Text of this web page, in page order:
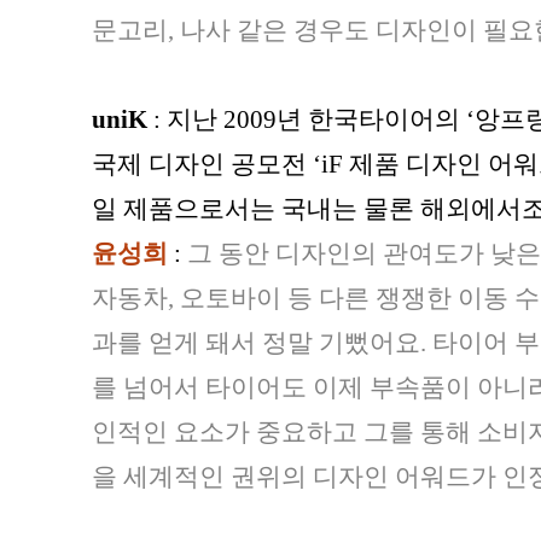
문고리, 나사 같은 경우도 디자인이 필
uniK : 지난 2009년 한국타이어의 ‘앙프
국제 디자인 공모전 ‘iF 제품 디자인 어
일 제품으로서는 국내는 물론 해외에서
윤성희 : 그 동안 디자인의 관여도가 낮
자동차, 오토바이 등 다른 쟁쟁한 이동
과를 얻게 돼서 정말 기뻤어요. 타이어
를 넘어서 타이어도 이제 부속품이 아니
인적인 요소가 중요하고 그를 통해 소
을 세계적인 권위의 디자인 어워드가 인